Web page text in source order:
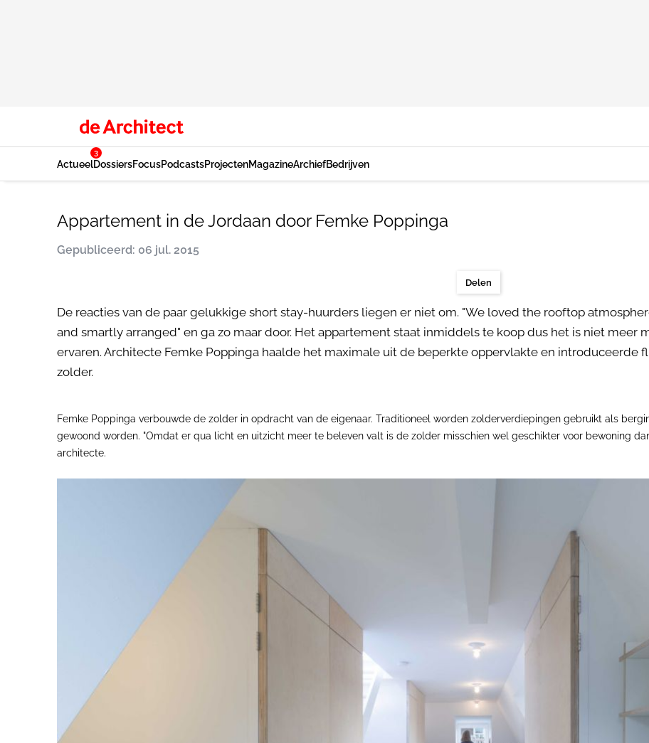
Actueel
3
DossiersFocusPodcastsProjectenMagazineArchiefBedrijven
Appartement in de Jordaan door Femke Poppinga
Gepubliceerd: 06 jul. 2015
Delen
De reacties van de paar gelukkige short stay-huurders liegen er niet om. "We loved the rooftop
and smartly arranged" en ga zo maar door. Het appartement staat inmiddels te koop dus het is niet
ervaren. Architecte Femke Poppinga haalde het maximale uit de beperkte oppervlakte en introduceerde
zolder.
Femke Poppinga verbouwde de zolder in opdracht van de eigenaar. Traditioneel worden zolderverdiepingen gebruikt als
gewoond worden. "Omdat er qua licht en uitzicht meer te beleven valt is de zolder misschien wel geschikter voor bewoning
architecte.